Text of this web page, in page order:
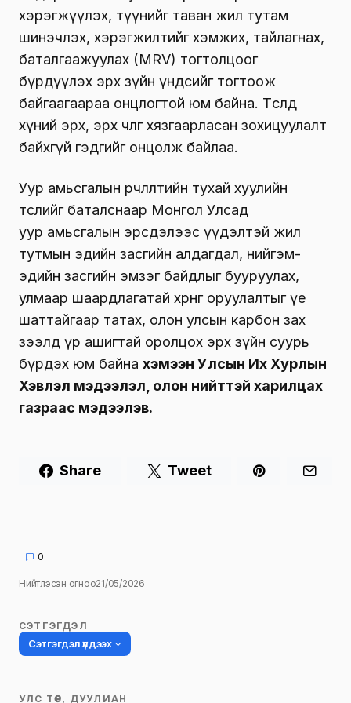
хэрэгжүүлэх, түүнийг таван жил тутам
шинэчлэх, хэрэгжилтийг хэмжих, тайлагнах,
баталгаажуулах (MRV) тогтолцоог
бүрдүүлэх эрх зүйн үндсийг тогтоож
байгаагаараа онцлогтой юм байна. Төсөлд
хүний эрх, эрх чөлөөг хязгаарласан зохицуулалт
байхгүй гэдгийг онцолж байлаа.
Уур амьсгалын өөрчлөлтийн тухай хуулийн
төслийг баталснаар Монгол Улсад
уур амьсгалын эрсдэлээс үүдэлтэй жил
тутмын эдийн засгийн алдагдал, нийгэм-
эдийн засгийн эмзэг байдлыг бууруулах,
улмаар шаардлагатай хөрөнгө оруулалтыг үе
шаттайгаар татах, олон улсын карбон зах
зээлд үр ашигтай оролцох эрх зүйн суурь
бүрдэх юм байна хэмээн Улсын Их Хурлын
Хэвлэл мэдээлэл, олон нийттэй харилцах
газраас мэдээлэв.
Share Tweet
0
Нийтлэсэн огноо21/05/2026
СЭТГЭГДЭЛ
Сэтгэгдэл үлдээх
УЛС ТӨР, ДУУЛИАН